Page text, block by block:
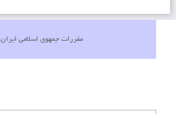
مقررات جمهوی اسلامی ایران